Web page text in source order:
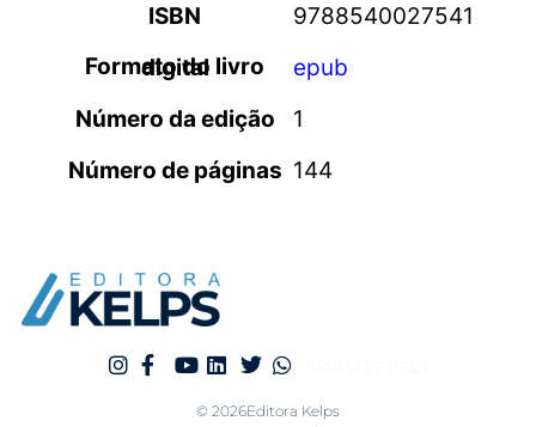
ISBN
9788540027541
Formato do livro digital
epub
Número da edição
1
Número de páginas 144
© 2026Editora Kelps